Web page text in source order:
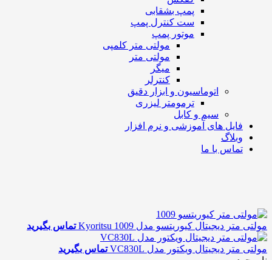
پمپ بشقابی
ست کنترل پمپ
موتور پمپ
مولتی متر کلمپی
مولتی متر
میگر
کنترلر
اتوماسیون و ابزار دقیق
ترمومتر لیزری
سیم و کابل
فایل های آموزشی و نرم افزار
وبلاگ
تماس با ما
مولتی متر دیجیتال کیوریتسو مدل Kyoritsu 1009 تماس بگیرید
مولتی متر دیجیتال ویکتور مدل VC830L
تماس بگیرید